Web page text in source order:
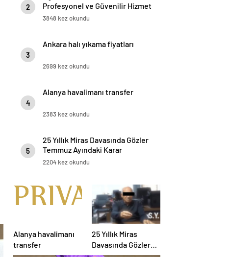
2
Profesyonel ve Güvenilir Hizmet
3848 kez okundu
3
Ankara halı yıkama fiyatları
2699 kez okundu
4
Alanya havalimanı transfer
2383 kez okundu
5
25 Yıllık Miras Davasında Gözler
Temmuz Ayındaki Karar
Duruşmasına Çevrildi
2204 kez okundu
Alanya havalimanı
transfer
25 Yıllık Miras
Davasında Gözler